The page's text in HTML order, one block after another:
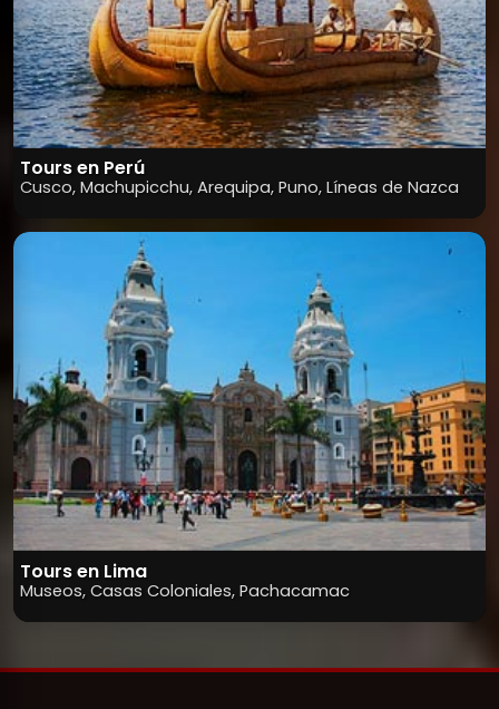
Tours en Perú
Cusco, Machupicchu, Arequipa, Puno, Líneas de Nazca
Tours en Lima
Museos, Casas Coloniales, Pachacamac